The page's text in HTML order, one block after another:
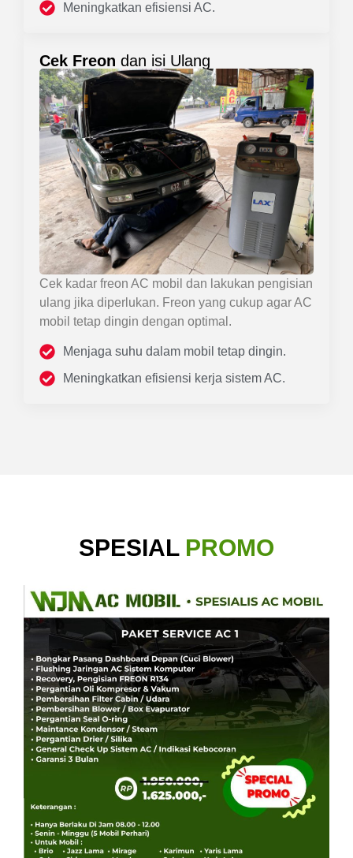
Meningkatkan efisiensi AC.
Cek Freon dan isi Ulang
Cek kadar freon AC mobil dan lakukan pengisian
ulang jika diperlukan. Freon yang cukup agar AC
mobil tetap dingin dengan optimal.
Menjaga suhu dalam mobil tetap dingin.
Meningkatkan efisiensi kerja sistem AC.
SPESIAL PROMO